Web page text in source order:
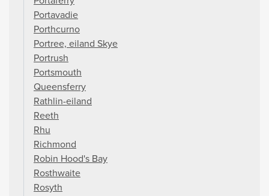
Portavadie
Porthcurno
Portree, eiland Skye
Portrush
Portsmouth
Queensferry
Rathlin-eiland
Reeth
Rhu
Richmond
Robin Hood's Bay
Rosthwaite
Rosyth